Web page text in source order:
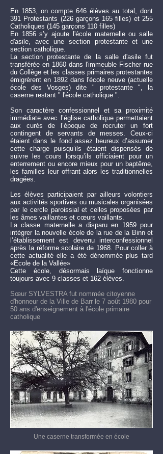
En 1853, on compte 646 élèves au total, dont
391 Protestants (226 garçons 165 filles) et 255
Catholiques (145 garçons 110 filles)
En 1856 s’y ajoute l'école maternelle ou salle
d'asile, avec une section protestante et une
section catholique.
La section protestante de la salle d'asile fut
transférée en 1860 dans l'immeuble Fischer rue
du Collège et les classes primaires protestantes
émigrèrent en 1892 dans l'école neuve (actuelle
école des Vosges) dite " protestante ", la
caserne restant " l'école catholique ".
Son caractère confessionnel et sa proximité
immédiate avec l’église catholique permettaient
aux curés de l’époque de recruter un fort
contingent de servants de messes. Ceux-ci
étaient dans le fond assez heureux d’assumer
cette charge puisqu’ils étaient dispensés de
suivre les cours lorsqu’ils officiaient pour un
enterrement ou encore mieux pour un baptême,
les familles leur offrant alors les traditionnelles
dragées.
Les élèves participaient par ailleurs volontiers
aux activités sportives ou musicales organisées
par le cercle paroissial et celles proposées par
les âmes vaillantes et cœurs vaillants.
La classe maternelle a disparu en 1959 pour
intégrer la nouvelle école de la rue de la Binn et
l’établissement est devenu interconfessionnel
après la réforme scolaire de 1968. Pour coller à
cette actualité elle a été dénommée plus tard
«Ecole de la Vallée»
Cette école, désormais laïque fonctionne
toujours avec 9 classes et 162 élèves.
Sœur SYLVESTRA fut nommée citoyenne
d'honneur de la Ville de Barr le 7 août 1980 pour
50 ans d'enseignement à l'école primaire
catholique
Une caserne transformée en école